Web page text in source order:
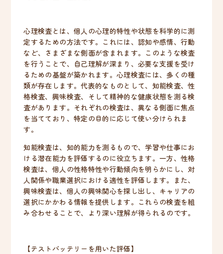
心理検査とは、個人の心理的特性や状態を科学的に測
定するための方法です。これには、認知や感情、行動
など、さまざまな側面が含まれます。このような検査
を行うことで、自己理解が深まり、必要な支援を受け
るための基盤が築かれます。心理検査には、多くの種
類が存在します。代表的なものとして、知能検査、性
格検査、興味検査、そして精神的な健康状態を測る検
査があります。それぞれの検査は、異なる側面に焦点
を当てており、特定の目的に応じて使い分けられま
す。
知能検査は、知的能力を測るもので、学習や仕事にお
ける潜在能力を評価するのに役立ちます。一方、性格
検査は、個人の性格特性や行動傾向を明らかにし、対
人関係や職業選択における適性を評価します。また、
興味検査は、個人の興味関心を探し出し、キャリアの
選択にかかわる情報を提供します。これらの検査を組
み合わせることで、より深い理解が得られるのです。
【テストバッテリーを用いた評価】